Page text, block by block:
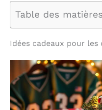
Table des matières
Idées cadeaux pour